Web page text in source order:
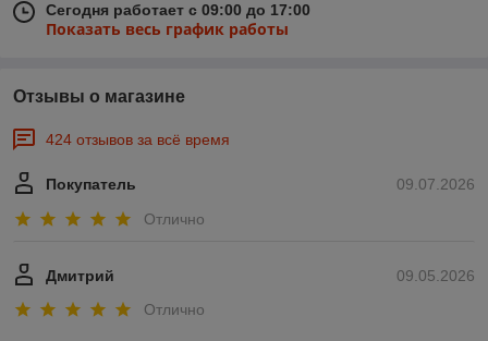
Сегодня работает с 09:00 до 17:00
Показать весь график работы
Отзывы о магазине
424 отзывов за всё время
09.07.2026
Покупатель
Отлично
09.05.2026
Дмитрий
Отлично